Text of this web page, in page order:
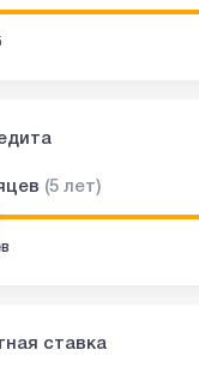
(5 лет)
ставка